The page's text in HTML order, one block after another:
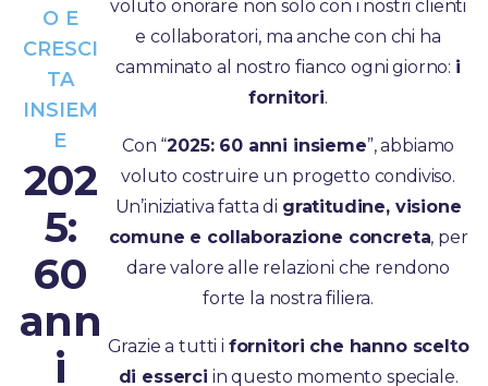
O E
CRESCI
TA
INSIEM
E
202
5:
60
ann
i
voluto onorare non solo con i nostri clienti
e collaboratori, ma anche con chi ha
camminato al nostro fianco ogni giorno: i
fornitori.
Con “2025: 60 anni insieme”, abbiamo
voluto costruire un progetto condiviso.
Un’iniziativa fatta di gratitudine, visione
comune e collaborazione concreta, per
dare valore alle relazioni che rendono
forte la nostra filiera.
Grazie a tutti i fornitori che hanno scelto
di esserci in questo momento speciale.